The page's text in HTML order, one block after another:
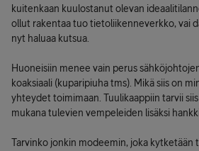
kuitenkaan kuulostanut olevan
ollut rakentaa tuo tietoliikenneverkko, vai
nyt haluaa kutsua.
Huoneisiin menee vain perus
koaksiaali (kuparipiuha tms). Mikä siis on
yhteydet toimimaan. Tuulikaappiin tarvii
mukana tulevien vempeleiden lisäksi
Tarvinko jonkin modeemin, joka kytketään